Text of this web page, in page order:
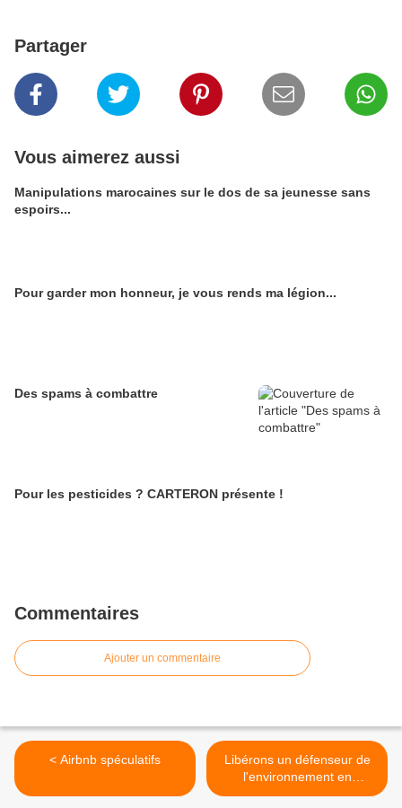
Partager
Vous aimerez aussi
Manipulations marocaines sur le dos de sa jeunesse sans
espoirs...
Pour garder mon honneur, je vous rends ma légion...
Des spams à combattre
Pour les pesticides ? CARTERON présente !
Commentaires
Ajouter un commentaire
< Airbnb spéculatifs
Libérons un défenseur de
l'environnement en
AZERBAIDJAN >